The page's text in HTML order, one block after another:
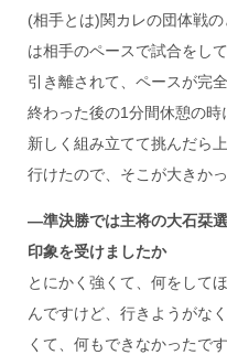
(相手とは)関カレの団体戦
は相手のペースで試合をし
引き離されて、ペースが完
終わった後の1分間休憩の時
新しく組み立てて挑んだら
行けたので、そこが大きかっ
―準決勝では主将の大石栞
印象を受けましたか
とにかく強くて、何をして
んですけど、行きようがな
くて、何もできなかったです